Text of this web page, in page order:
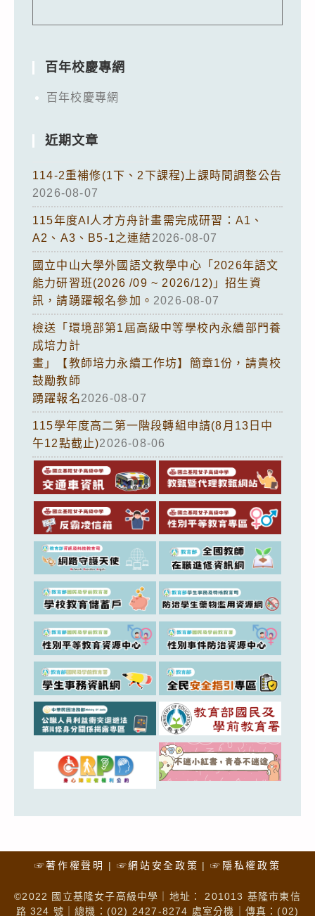
百年校慶專網
百年校慶專網
近期文章
114-2重補修(1下、2下課程)上課時間調整公告
2026-08-07
115年度AI人才方舟計畫需完成研習：A1、
A2、A3、B5-1之連結2026-08-07
國立中山大學外國語文教學中心「2026年語文
能力研習班(2026 /09 ~ 2026/12)」招生資
訊，請踴躍報名參加。 2026-08-07
檢送「環境部第1屆高級中等學校內永續部門養
成培力計
畫」【教師培力永續工作坊】簡章1份，請貴校
鼓勵教師
踴躍報名2026-08-07
115學年度高二第一階段轉組申請(8月13日中
午12點截止)2026-08-06
☞著作權聲明 ☞網站安全政策 ☞隱私權政策
©2022 國立基隆女子高級中學｜地址： 201013 基隆市東信
路 324 號｜總機：(02) 2427-8274 處室分機｜傳真：(02)